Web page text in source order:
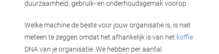
duurzaamheid, gebruik- en onderhoudsgemak voorop.
Welke machine de beste voor jouw organisatie is, is niet
meteen te zeggen omdat het afhankelijk is van het koffie
DNA van je organisatie. We hebben per aantal